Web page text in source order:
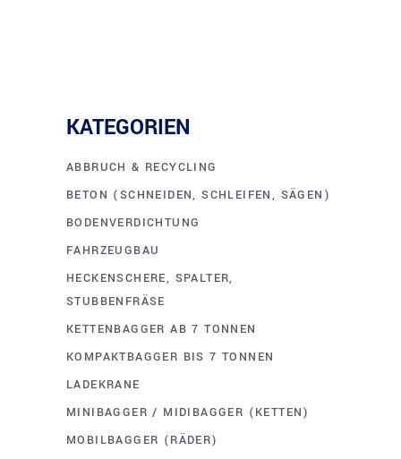
KATEGORIEN
ABBRUCH & RECYCLING
BETON (SCHNEIDEN, SCHLEIFEN, SÄGEN)
BODENVERDICHTUNG
FAHRZEUGBAU
HECKENSCHERE, SPALTER,
STUBBENFRÄSE
KETTENBAGGER AB 7 TONNEN
KOMPAKTBAGGER BIS 7 TONNEN
LADEKRANE
MINIBAGGER / MIDIBAGGER (KETTEN)
MOBILBAGGER (RÄDER)